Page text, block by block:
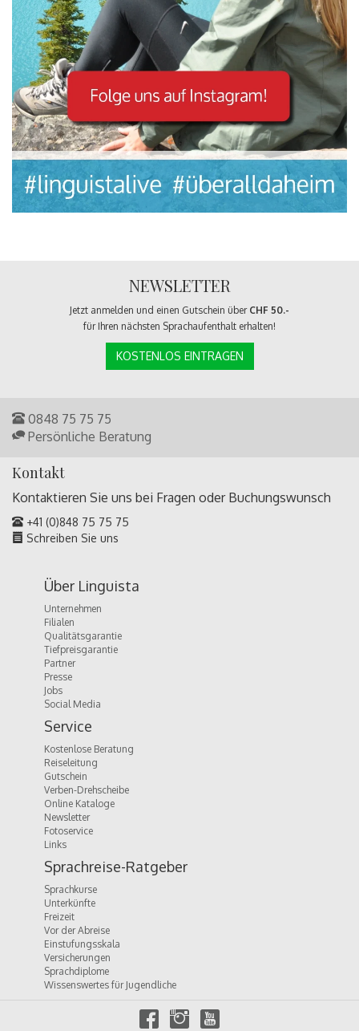
NEWSLETTER
Jetzt anmelden und einen Gutschein über CHF 50.-
für Ihren nächsten Sprachaufenthalt erhalten!
KOSTENLOS EINTRAGEN
0848 75 75 75
Persönliche Beratung
Kontakt
Kontaktieren Sie uns bei Fragen oder Buchungswunsch
+41 (0)848 75 75 75
Schreiben Sie uns
Über Linguista
Unternehmen
Filialen
Qualitätsgarantie
Tiefpreisgarantie
Partner
Presse
Jobs
Social Media
Service
Kostenlose Beratung
Reiseleitung
Gutschein
Verben-Drehscheibe
Online Kataloge
Newsletter
Fotoservice
Links
Sprachreise-Ratgeber
Sprachkurse
Unterkünfte
Freizeit
Vor der Abreise
Einstufungsskala
Versicherungen
Sprachdiplome
Wissenswertes für Jugendliche